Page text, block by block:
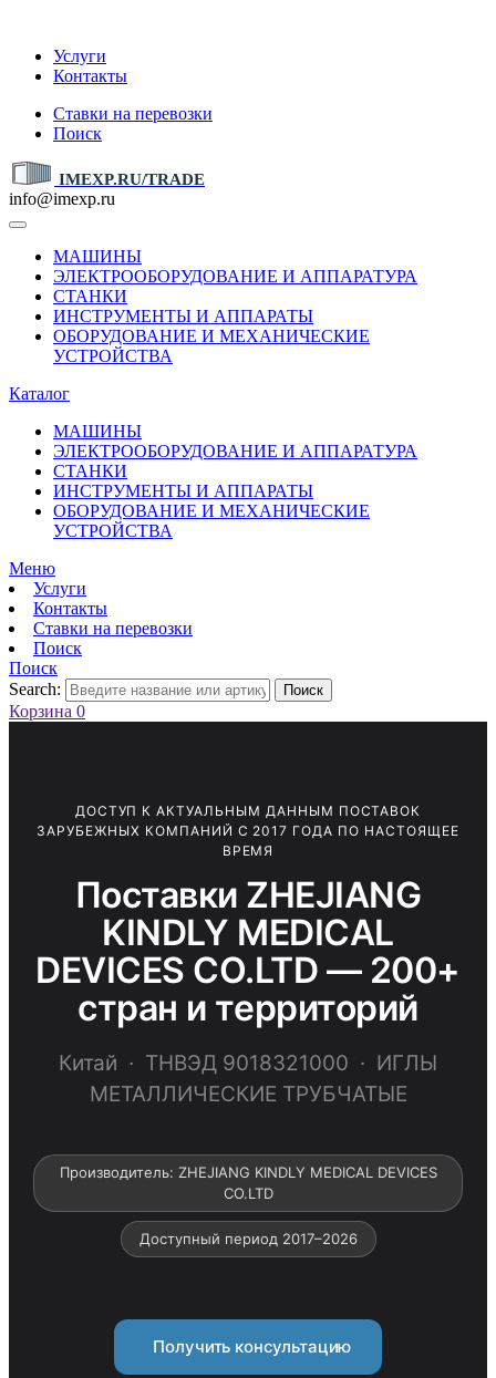
Услуги
Контакты
Ставки на перевозки
Поиск
IMEXP.RU/TRADE
info@imexp.ru
МАШИНЫ
ЭЛЕКТРООБОРУДОВАНИЕ И АППАРАТУРА
СТАНКИ
ИНСТРУМЕНТЫ И АППАРАТЫ
ОБОРУДОВАНИЕ И МЕХАНИЧЕСКИЕ
УСТРОЙСТВА
Каталог
МАШИНЫ
ЭЛЕКТРООБОРУДОВАНИЕ И АППАРАТУРА
СТАНКИ
ИНСТРУМЕНТЫ И АППАРАТЫ
ОБОРУДОВАНИЕ И МЕХАНИЧЕСКИЕ
УСТРОЙСТВА
Меню
Услуги
Контакты
Ставки на перевозки
Поиск
Поиск
Search:
Поиск
Корзина 0
ДОСТУП К АКТУАЛЬНЫМ ДАННЫМ ПОСТАВОК
ЗАРУБЕЖНЫХ КОМПАНИЙ С 2017 ГОДА ПО НАСТОЯЩЕЕ
ВРЕМЯ
Поставки ZHEJIANG
KINDLY MEDICAL
DEVICES CO.LTD — 200+
стран и территорий
Китай · ТНВЭД 9018321000 · ИГЛЫ
МЕТАЛЛИЧЕСКИЕ ТРУБЧАТЫЕ
Производитель: ZHEJIANG KINDLY MEDICAL DEVICES
CO.LTD
Доступный период 2017–2026
Получить консультацию